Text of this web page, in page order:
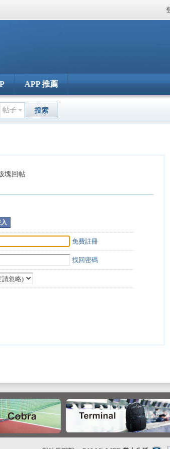
APP 推薦
帖子 搜索
塊回帖
免費註冊
找回密碼